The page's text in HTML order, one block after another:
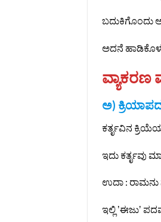
ಬದುಕಿಗೊಂದು
ಅದನೆ
ಅ)
ಕರ್ತೃವಿನ
ಇದು ಕರ್ತೃವು
ಉದಾ :
ಇಲ್ಲಿ ʼಈಜುʼ